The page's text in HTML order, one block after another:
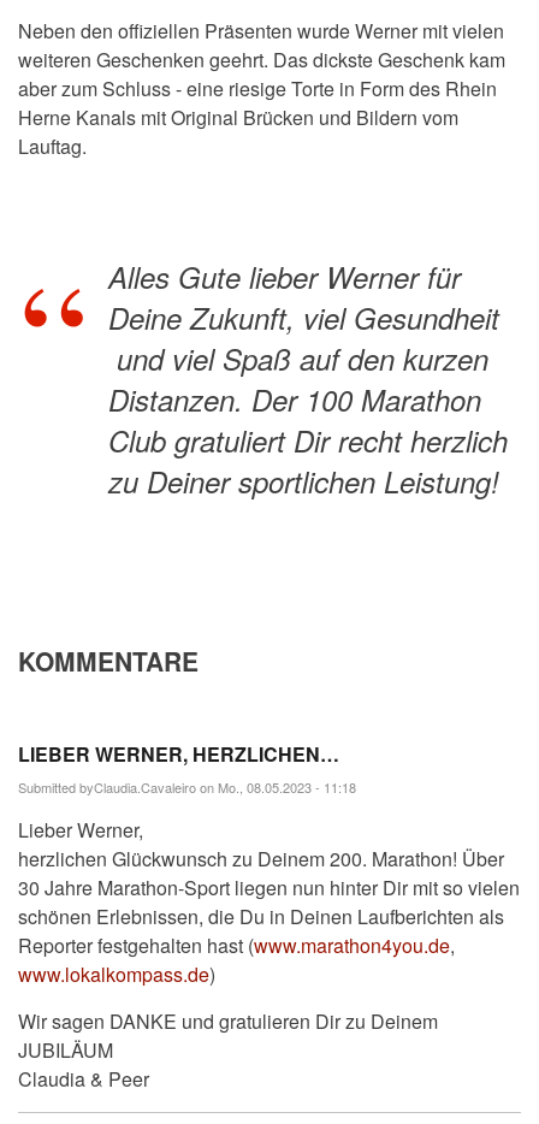
Neben den offiziellen Präsenten wurde Werner mit vielen
weiteren Geschenken geehrt. Das dickste Geschenk kam
aber zum Schluss - eine riesige Torte in Form des Rhein
Herne Kanals mit Original Brücken und Bildern vom
Lauftag.
Alles Gute lieber Werner für
Deine Zukunft, viel Gesundheit
und viel Spaß auf den kurzen
Distanzen. Der 100 Marathon
Club gratuliert Dir recht herzlich
zu Deiner sportlichen Leistung!
KOMMENTARE
LIEBER WERNER, HERZLICHEN…
Submitted byClaudia.Cavaleiroon Mo., 08.05.2023 - 11:18
Lieber Werner,
herzlichen Glückwunsch zu Deinem 200. Marathon! Über
30 Jahre Marathon-Sport liegen nun hinter Dir mit so vielen
schönen Erlebnissen, die Du in Deinen Laufberichten als
Reporter festgehalten hast (www.marathon4you.de,
www.lokalkompass.de)
Wir sagen DANKE und gratulieren Dir zu Deinem
JUBILÄUM
Claudia & Peer